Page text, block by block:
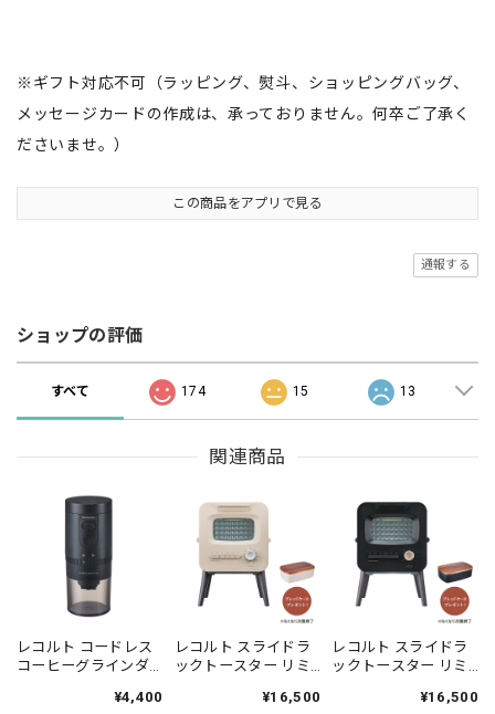
※ギフト対応不可（ラッピング、熨斗、ショッピングバッグ、
メッセージカードの作成は、承っておりません。何卒ご了承く
ださいませ。）
この商品をアプリで見る
通報する
ショップの評価
すべて 174 15 13
関連商品
レコルト コードレス
コーヒーグラインダ
¥4,400
レコルト スライドラ
ックトースター リミ
クリームホワイト¥16,500
レコルト スライドラ
ックトースター リミ
ブラック RSR-¥16,500